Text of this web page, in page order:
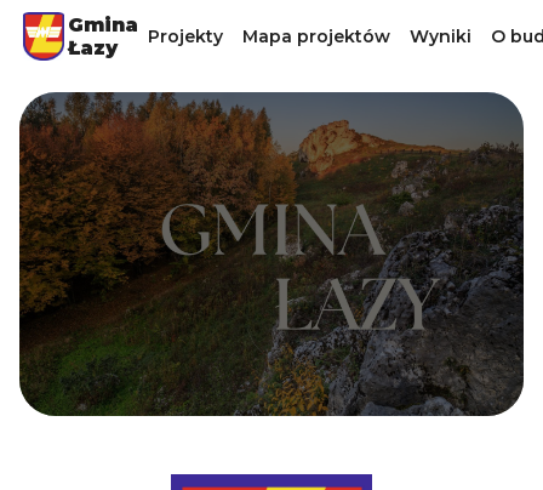
Gmina
Łazy
Projekty Mapa projektów Wyniki O